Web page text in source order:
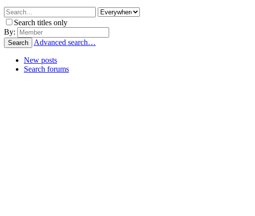
Search titles only
By:
Search Advanced search…
New posts
Search forums